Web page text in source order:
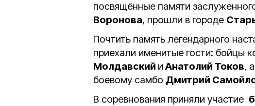
посвящённые памяти
Воронова, прошли в городе
Почтить память легендарного
приехали именитые гости: бойцы
Молдавский и Анатолий Токов,
боевому самбо Дмитрий
В соревнования приняли участие